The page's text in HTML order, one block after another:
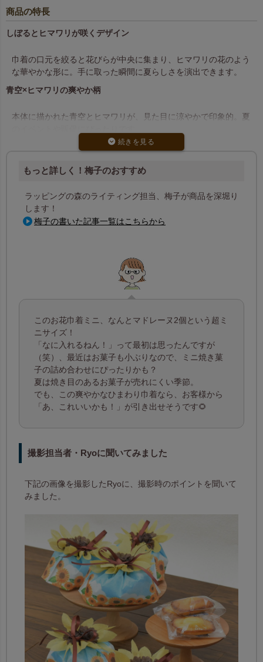
商品の特長
しぼるとヒマワリが咲くデザイン
巾着の口元を絞ると花びらが中央に集まり、ヒマワリの花のよう
な華やかな形に。手に取った瞬間に夏らしさを演出できます。
青空×ヒマワリの爽やか柄
本体に描かれた青空とヒマワリが、見た目に涼やかで印象的。夏
ミニギフトにぴったりのサイズ
マドレーヌ2個が入るミニサイズ。手土産やノベルティラッピン
もっと詳しく！梅子のおすすめ
ラッピングの森のライティング担当、梅子が商品を深堀り
します！
梅子の書いた記事一覧はこちらから
このお花巾着ミニ、なんとマドレーヌ2個という超ミ
ニサイズ！
「なに入れるねん！」って最初は思ったんですが
（笑）、最近はお菓子も小ぶりなので、ミニ焼き菓
子の詰め合わせにぴったりかも？
夏は焼き目のあるお菓子が売れにくい季節。
でも、この爽やかなひまわり巾着なら、お客様から
「あ、これいいかも！」が引き出せそうです🌻
撮影担当者・Ryoに聞いてみました
下記の画像を撮影したRyoに、撮影時のポイントを聞いて
みました。